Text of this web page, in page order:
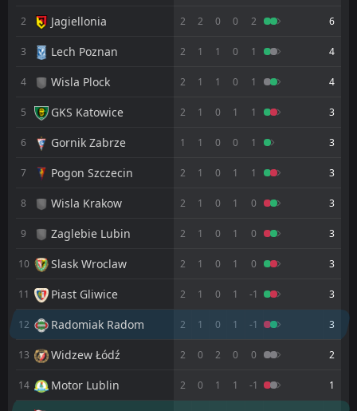
FT
02
Aug
GKS Katowice
16:00
Radomiak Radom
10:00
18Jul
Pogoń Siedlce
FT
17Jul
Radomiak Radom
Legia Warszawa II
FT
10:00
Legia Warszawa
10:30
Dynamo Kyiv
FT
04Jul
ŁKS Łódź
FT
Radomiak Radom
2 Jagiellonia 2 2 0 0 2 6
3 Lech Poznan 2 1 1 0 1 4
4 Wisla Plock 2 1 1 0 1 4
5 GKS Katowice 2 1 0 1 1 3
6 Gornik Zabrze 1 1 0 0 1 3
7 Pogon Szczecin 2 1 0 1 1 3
8 Wisla Krakow 2 1 0 1 0 3
9 Zaglebie Lubin 2 1 0 1 0 3
10 Slask Wroclaw 2 1 0 1 0 3
11 Piast Gliwice 2 1 0 1 -1 3
12 Radomiak Radom 2 1 0 1 -1 3
13 Widzew Łódź 2 0 2 0 0 2
14 Motor Lublin 2 0 1 1 -1 1